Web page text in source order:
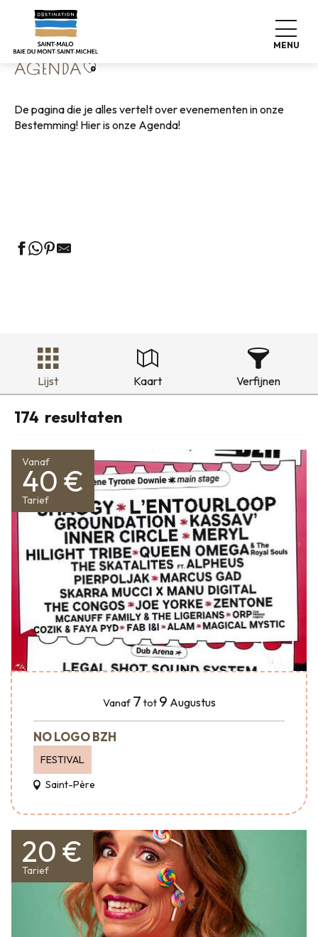
contenu
principal
MENU
Home Wonen zoals thuis
AGENDAAjouter aux favoris
De pagina die je alles vertelt over evenementen in onze
Bestemming! Hier is onze Agenda!
Lijst Kaart Verfijnen
174 resultaten
Vanaf
40 €
Tarief
Vanaf 7 tot 9 Augustus
NO LOGO BZH
FESTIVAL
Saint-Père
20 €
Tarief